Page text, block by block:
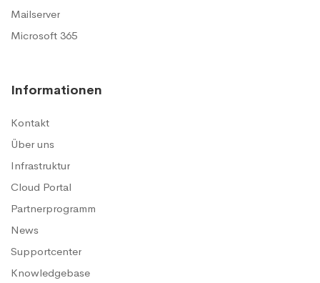
Mailserver
Microsoft 365
Informationen
Kontakt
Über uns
Infrastruktur
Cloud Portal
Partnerprogramm
News
Supportcenter
Knowledgebase